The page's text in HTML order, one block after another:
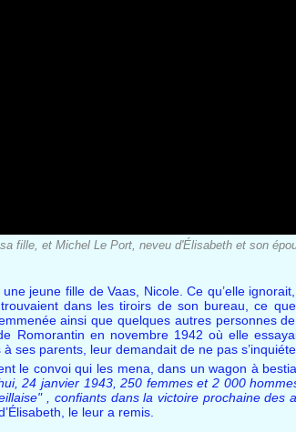
fille, et Michel Le Port, neveu d'Élisabeth et son
jeune fille de Vaas, Nicole. Ce qu’elle
dans les tiroirs de son bureau, ce
ainsi que quelques autres personnes
en novembre 1942 où elle
ses parents, leur demandait de ne pas
le convoi qui les mena, dans un wagon à
24 janvier 1943, 250 femmes et 2 000
, confiants dans la victoire prochaine des
le leur a remis.